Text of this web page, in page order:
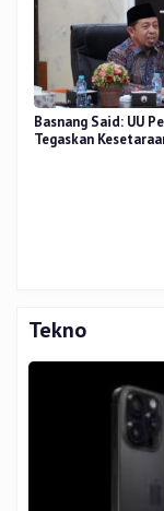
Basnang Said: UU
Tegaskan
Tekno